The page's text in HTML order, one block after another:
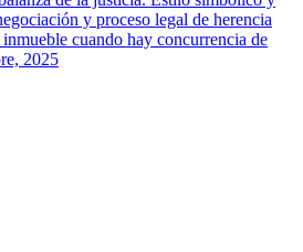
cuando hay concurrencia de
2025